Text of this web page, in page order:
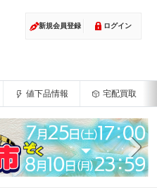
新規会員登録 ログイン
値下品情報 宅配買取